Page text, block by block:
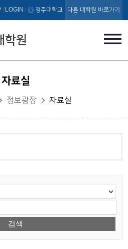
바로가기
학원
LOGIN 청주대학교 다른 대학원 바로가기
자료실
정보광장 자료실